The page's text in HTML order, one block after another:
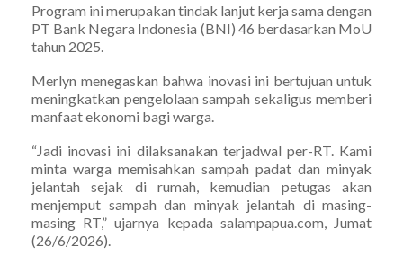
Program ini merupakan tindak lanjut kerja sama dengan
PT Bank Negara Indonesia (BNI) 46 berdasarkan MoU
tahun 2025.
Merlyn menegaskan bahwa inovasi ini bertujuan untuk
meningkatkan pengelolaan sampah sekaligus memberi
manfaat ekonomi bagi warga.
“Jadi inovasi ini dilaksanakan terjadwal per-RT. Kami
minta warga memisahkan sampah padat dan minyak
jelantah sejak di rumah, kemudian petugas akan
menjemput sampah dan minyak jelantah di masing-
masing RT,” ujarnya kepada salampapua.com, Jumat
(26/6/2026).